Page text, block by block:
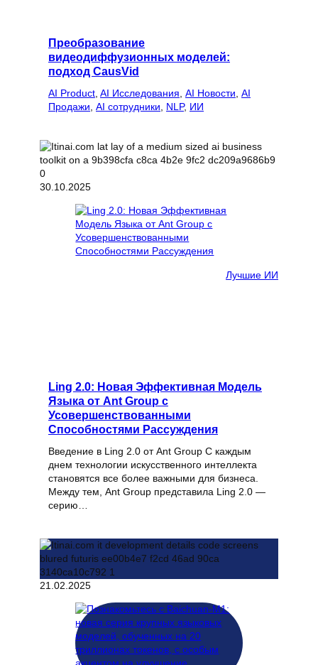
Преобразование
видеодиффузионных моделей:
подход CausVid
AI Product AI Исследования AI Новости AI
Продажи AI сотрудники NLP, ИИ
30.10.2025
Лучшие ИИ
Ling 2.0: Новая Эффективная Модель
Языка от Ant Group с
Усовершенствованными
Способностями Рассуждения
Введение в Ling 2.0 от Ant Group С каждым
днем технологии искусственного интеллекта
становятся все более важными для бизнеса.
Между тем, Ant Group представила Ling 2.0 —
серию…
21.02.2025